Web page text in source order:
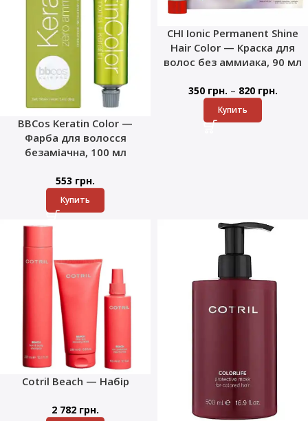
BBCos Keratin Color —
Фарба для волосся
безаміачна, 100 мл
553 грн.
Купить
CHI Ionic Permanent Shine
Hair Color — Краска для
волос без аммиака, 90 мл
350 грн. – 820 грн.
Купить
Cotril Beach — Набір
2 782 грн.